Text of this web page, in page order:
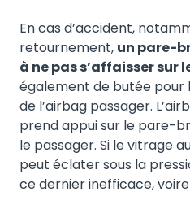
En cas d’accident,
retournement, un pare-
à ne pas s’affaisser sur
également de butée
de l’airbag passager.
prend appui sur le pare-
le passager. Si le vitrage
peut éclater sous la
ce dernier inefficace,